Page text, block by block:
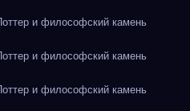
и философский камень
и философский камень
и философский камень